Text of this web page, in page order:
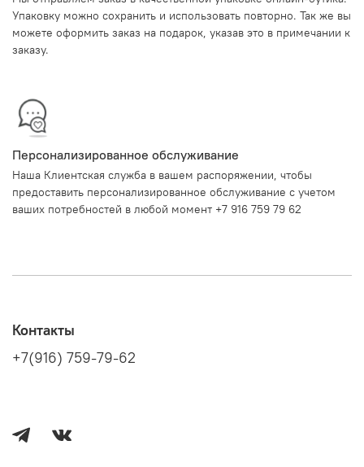
Упаковку можно сохранить и использовать повторно. Так же вы
можете оформить заказ на подарок, указав это в примечании к
заказу.
Персонализированное обслуживание
Наша Клиентская служба в вашем распоряжении, чтобы
предоставить персонализированное обслуживание с учетом
ваших потребностей в любой момент +7 916 759 79 62
Контакты
+7(916) 759-79-62